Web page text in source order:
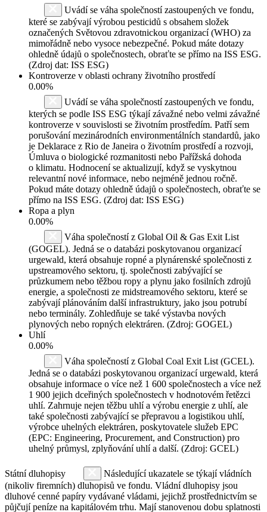
Uvádí se váha společností zastoupených ve fondu,
které se zabývají výrobou pesticidů s obsahem složek
označených Světovou zdravotnickou organizací (WHO) za
mimořádně nebo vysoce nebezpečné. Pokud máte dotazy
ohledně údajů o společnostech, obraťte se přímo na ISS ESG.
(Zdroj dat: ISS ESG)
Kontroverze v oblasti ochrany životního prostředí
0.00%
Uvádí se váha společností zastoupených ve fondu,
kterých se podle ISS ESG týkají závažné nebo velmi závažné
kontroverze v souvislosti se životním prostředím. Patří sem
porušování mezinárodních environmentálních standardů, jako
je Deklarace z Rio de Janeira o životním prostředí a rozvoji,
Úmluva o biologické rozmanitosti nebo Pařížská dohoda
o klimatu. Hodnocení se aktualizují, když se vyskytnou
relevantní nové informace, nebo nejméně jednou ročně.
Pokud máte dotazy ohledně údajů o společnostech, obraťte se
přímo na ISS ESG. (Zdroj dat: ISS ESG)
Ropa a plyn
0.00%
Váha společností z Global Oil & Gas Exit List
(GOGEL). Jedná se o databázi poskytovanou organizací
urgewald, která obsahuje ropné a plynárenské společnosti z
upstreamového sektoru, tj. společnosti zabývající se
průzkumem nebo těžbou ropy a plynu jako fosilních zdrojů
energie, a společnosti ze midstreamového sektoru, které se
zabývají plánováním další infrastruktury, jako jsou potrubí
nebo terminály. Zohledňuje se také výstavba nových
plynových nebo ropných elektráren. (Zdroj: GOGEL)
Uhlí
0.00%
Váha společností z Global Coal Exit List (GCEL).
Jedná se o databázi poskytovanou organizací urgewald, která
obsahuje informace o více než 1 600 společnostech a více než
1 900 jejich dceřiných společnostech v hodnotovém řetězci
uhlí. Zahrnuje nejen těžbu uhlí a výrobu energie z uhlí, ale
také společnosti zabývající se přepravou a logistikou uhlí,
výrobce uhelných elektráren, poskytovatele služeb EPC
(EPC: Engineering, Procurement, and Construction) pro
uhelný průmysl, zplyňování uhlí a další. (Zdroj: GCEL)
Státní dluhopisy
Následující ukazatele se týkají vládních
(nikoliv firemních) dluhopisů ve fondu. Vládní dluhopisy jsou
dluhové cenné papíry vydávané vládami, jejichž prostřednictvím se
půjčují peníze na kapitálovém trhu. Mají stanovenou dobu splatnosti